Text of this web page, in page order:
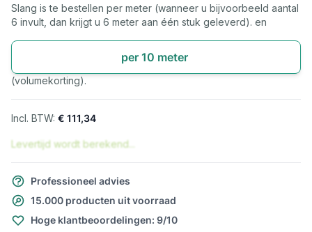
Slang is te bestellen per meter (wanneer u bijvoorbeeld aantal
6 invult, dan krijgt u 6 meter aan één stuk geleverd). en
per 10 meter
(volumekorting).
€ 111,34
Levertijd wordt berekend...
Professioneel advies
15.000 producten uit voorraad
Hoge klantbeoordelingen: 9/10